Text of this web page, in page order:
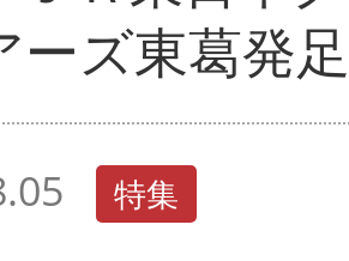
ーズ東葛発足
特集